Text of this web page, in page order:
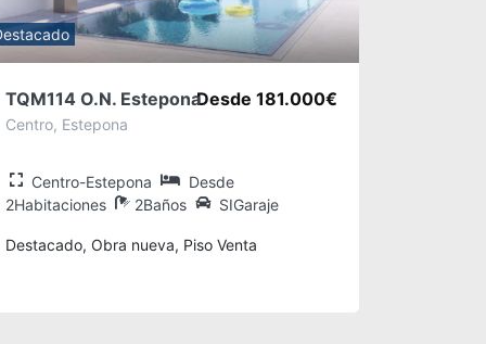
Desde 181.000€
TQM114 O.N. Estepona
Centro, Estepona
Centro-Estepona
Desde
2Habitaciones
2Baños SIGaraje
Destacado, Obra nueva, Piso Venta